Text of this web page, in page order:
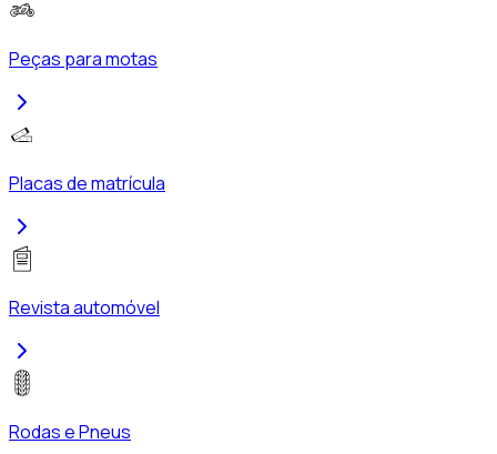
Peças para motas
Placas de matrícula
Revista automóvel
Rodas e Pneus